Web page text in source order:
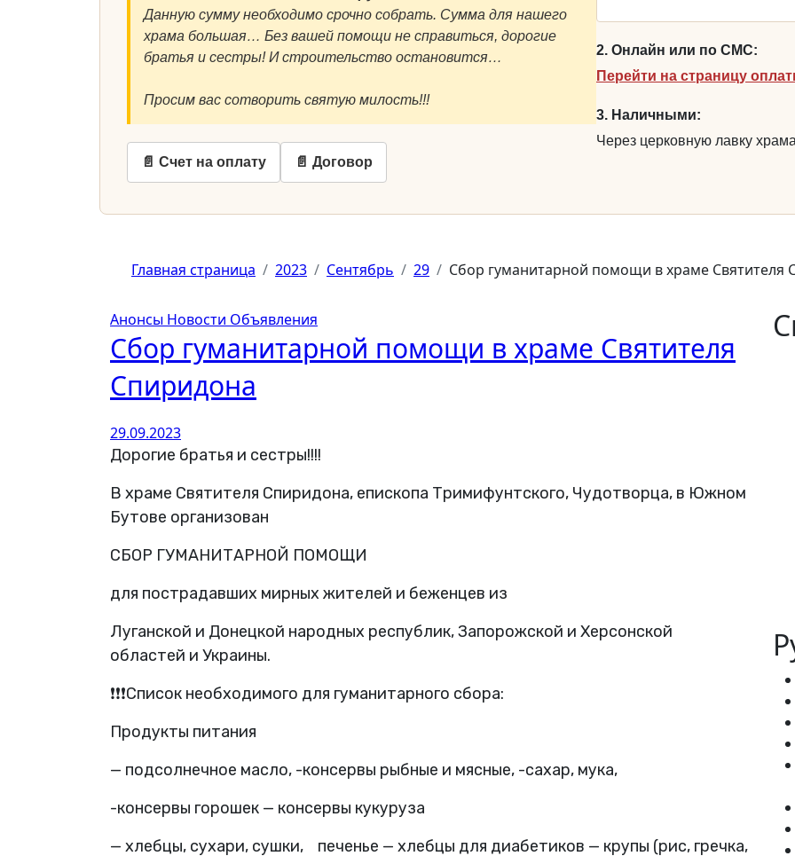
Данную сумму необходимо срочно собрать. Сумма для нашего
храма большая… Без вашей помощи не справиться, дорогие
братья и сестры! И строительство остановится…
Просим вас сотворить святую милость!!!
📄 Счет на оплату 📄 Договор
2. Онлайн или по СМС:
Перейти на страницу
3. Наличными:
Через церковную лавку
Главная страница 2023 Сентябрь 29 Сбор гуманитарной помощи в храме Святителя
Анонсы Новости Объявления
Сбор гуманитарной помощи в храме Святителя
Спиридона
29.09.2023
Дорогие братья и сестры!!!!
В храме Святителя Спиридона, епископа Тримифунтского, Чудотворца, в Южном
Бутове организован
СБОР ГУМАНИТАРНОЙ ПОМОЩИ
для пострадавших мирных жителей и беженцев из
Луганской и Донецкой народных республик, Запорожской и Херсонской
областей и Украины.
❗️❗️❗️Список необходимого для гуманитарного сбора:
Продукты питания
— подсолнечное масло, -консервы рыбные и мясные, -сахар, мука,
-консервы горошек — консервы кукуруза
— хлебцы, сухари, сушки,
печенье — хлебцы для диабетиков — крупы (рис, гречка,